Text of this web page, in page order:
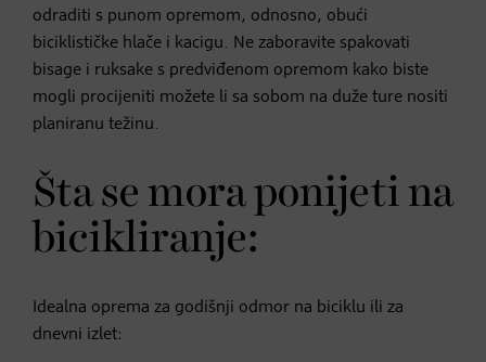
odraditi s punom opremom, odnosno, obući
biciklističke hlače i kacigu. Ne zaboravite spakovati
bisage i ruksake s predviđenom opremom kako biste
mogli procijeniti možete li sa sobom na duže ture nositi
planiranu težinu.
Šta se mora ponijeti na
bicikliranje:
Idealna oprema za godišnji odmor na biciklu ili za
dnevni izlet: